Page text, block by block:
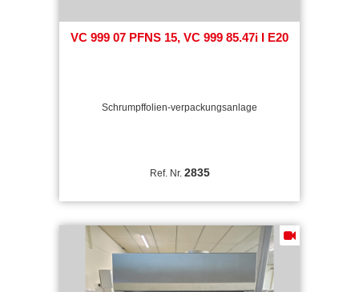
VC 999 07 PFNS 15, VC 999 85.47i I E20
Schrumpffolien-verpackungsanlage
Ref. Nr. 2835